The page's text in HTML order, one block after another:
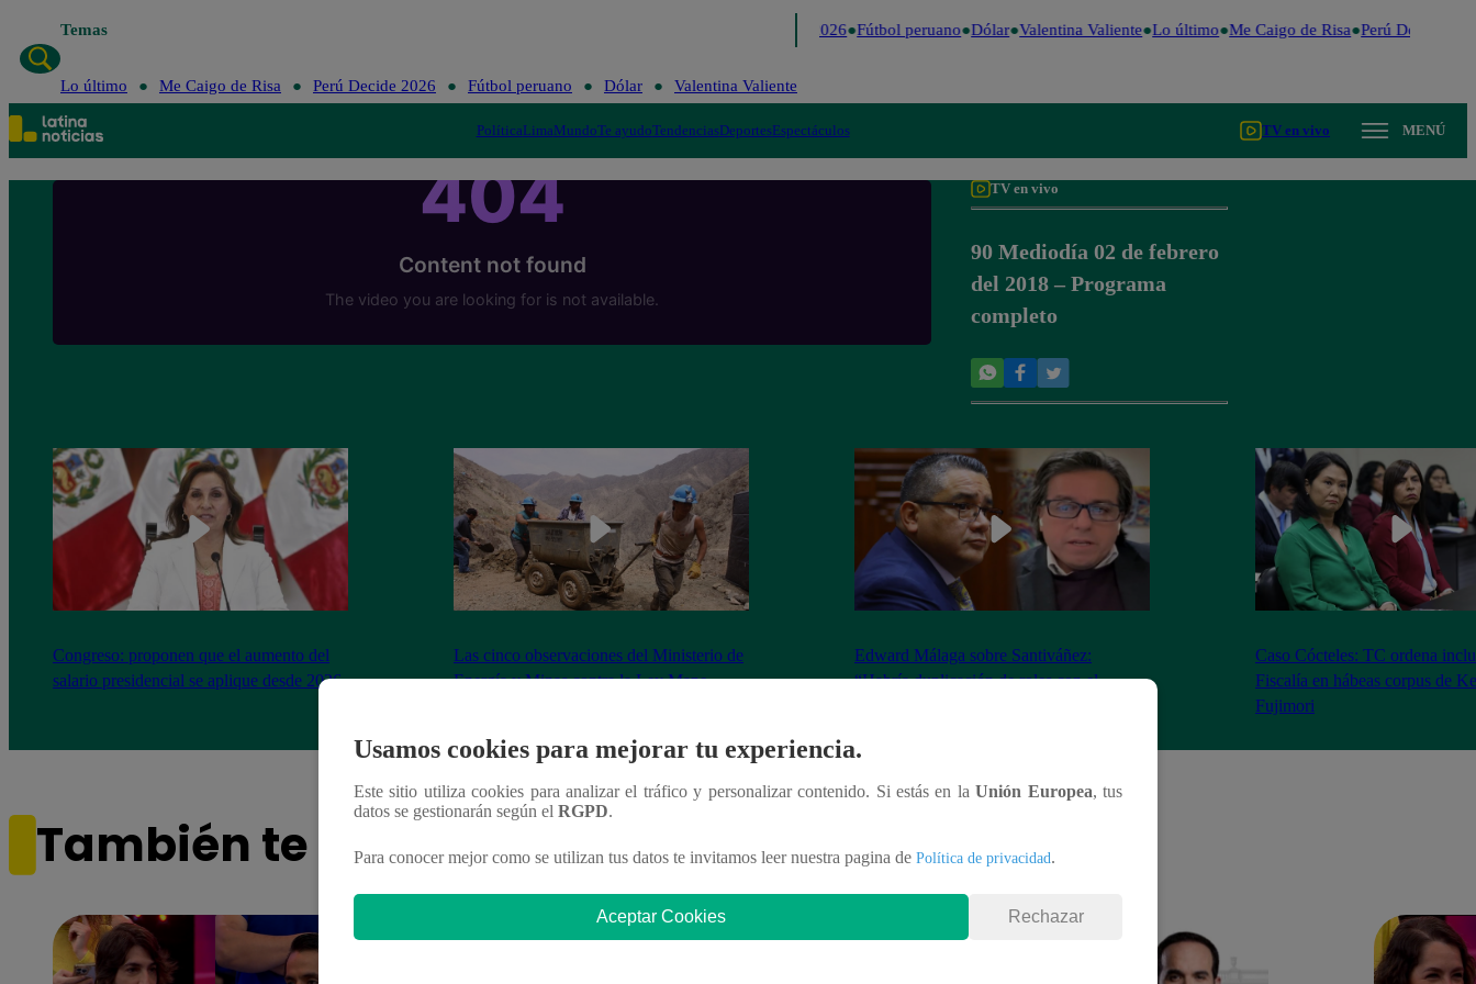
Temas Perú Decide 2026 Fútbol peruano Dólar Valentina Valiente Lo último Me Caigo de Risa Perú Decide 2026
Lo último Me Caigo de Risa Perú Decide 2026 Fútbol peruano Dólar Valentina Valiente
PolíticaLimaMundoTe ayudoTendenciasDeportesEspectáculos TV en vivo MENÚ
TV en vivo
90 Mediodía 02 de febrero
del 2018 – Programa
completo
Congreso: proponen que el aumento del
salario presidencial se aplique desde 2026
Las cinco observaciones del Ministerio de
Energía y Minas contra la Ley Mape
Edward Málaga sobre Santiváñez:
“Habría duplicación de roles con el
Caso Cócteles: TC ordena
Fiscalía en hábeas corpus de
Fujimori
También te puede interesar
Usamos cookies para mejorar tu experiencia.
Este sitio utiliza cookies para analizar el tráfico y personalizar contenido. Si estás en laUnión Europea, tus
datos se gestionarán según el RGPD.
Para conocer mejor como se utilizan tus datos te invitamos leer nuestra pagina de Política de privacidad.
Aceptar Cookies Rechazar